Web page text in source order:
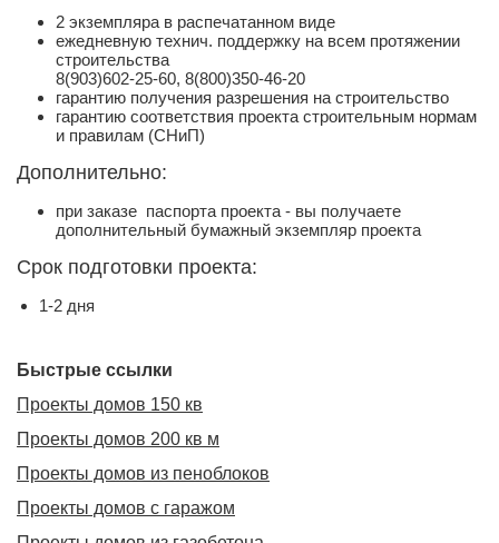
2 экземпляра в распечатанном виде
ежедневную технич. поддержку на всем протяжении
строительства
8(903)602-25-60, 8(800)350-46-20
гарантию получения разрешения на строительство
гарантию соответствия проекта строительным нормам
и правилам (СНиП)
Дополнительно:
при заказе паспорта проекта - вы получаете
дополнительный бумажный экземпляр проекта
Срок подготовки проекта:
1-2 дня
Быстрые ссылки
Проекты домов 150 кв
Проекты домов 200 кв м
Проекты домов из пеноблоков
Проекты домов с гаражом